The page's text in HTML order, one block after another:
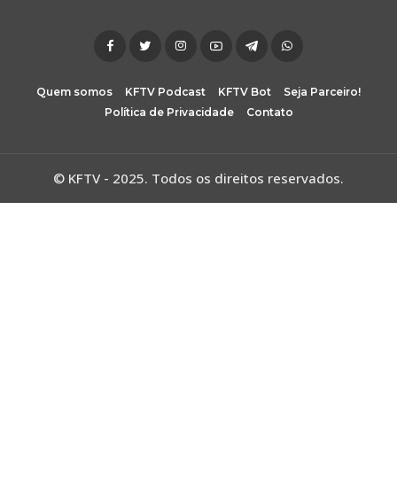
Quem somos KFTV Podcast KFTV Bot
Seja Parceiro!
Política de Privacidade
Contato
© KFTV - 2025. Todos os direitos reservados.